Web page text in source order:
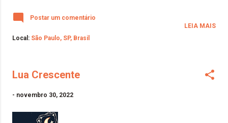
Postar um comentário
Local: São Paulo, SP, Brasil
LEIA MAIS
Lua Crescente
- novembro 30, 2022